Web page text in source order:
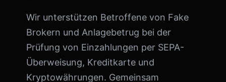
Wir unterstützen Betroffene von Fake
Brokern und Anlagebetrug bei der
Prüfung von Einzahlungen per SEPA-
Überweisung, Kreditkarte und
Kryptowährungen. Gemeinsam